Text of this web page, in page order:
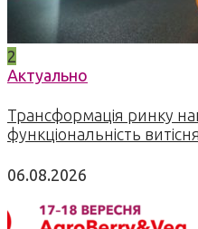
2
Актуально
Трансформація ринку
функціональність
06.08.2026